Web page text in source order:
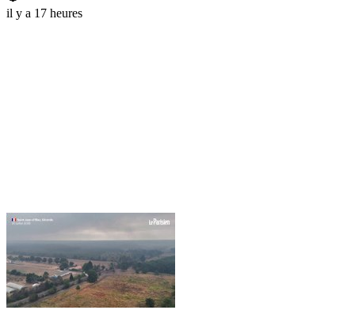
il y a 17 heures